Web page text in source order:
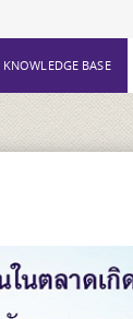
KNOWLEDGE BASE